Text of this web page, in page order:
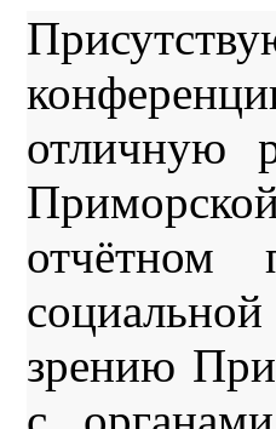
отличную
отчётном
зрению